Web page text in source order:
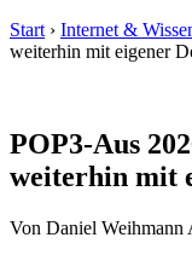
Start › Internet &
weiterhin mit eigener
POP3-Aus
weiterhin mit
Von Daniel Weihmann